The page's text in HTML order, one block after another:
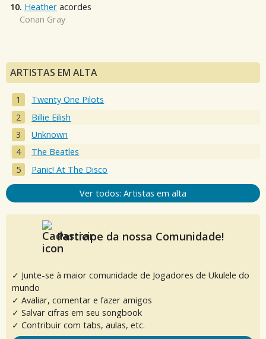
10. Heather acordes
Conan Gray
ARTISTAS EM ALTA
Twenty One Pilots
Billie Eilish
Unknown
The Beatles
Panic! At The Disco
Ver todos: Artistas em alta
Participe da nossa Comunidade!
✓ Junte-se à maior comunidade de Jogadores de Ukulele do
mundo
✓ Avaliar, comentar e fazer amigos
✓ Salvar cifras em seu songbook
✓ Contribuir com tabs, aulas, etc.